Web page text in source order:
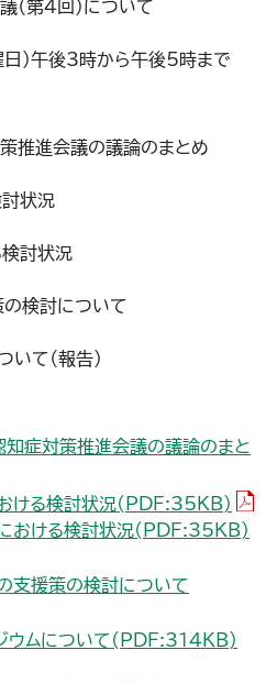
（第4回）について
）午後3時から午後5時まで
推進会議の議論のまとめ
状況
討状況
検討について
て（報告）
知症対策推進会議の議論のまと
ァイル）
おける検討状況(PDF:35KB) （
における検討状況(PDF:35KB)
支援策の検討について
イル）
ジウムについて(PDF:314KB)